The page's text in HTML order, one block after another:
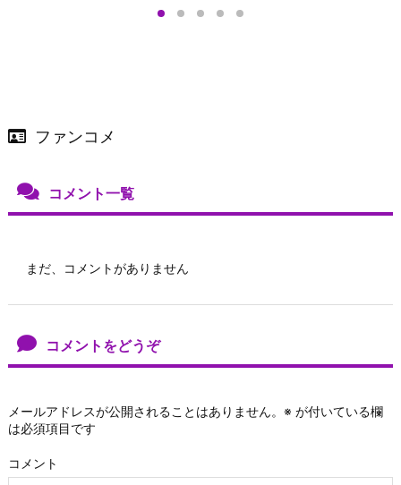
ファンコメ
コメント一覧
まだ、コメントがありません
コメントをどうぞ
メールアドレスが公開されることはありません。 ※ が付いている欄
は必須項目です
コメント